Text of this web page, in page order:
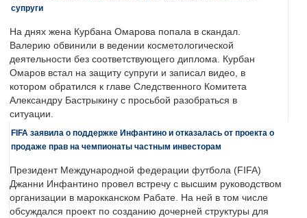
супруги
На днях жена Курбана Омарова попала в скандал.
Валерию обвинили в ведении косметологической
деятельности без соответствующего диплома. Курбан
Омаров встал на защиту супруги и записал видео, в
котором обратился к главе Следственного Комитета
Александру Бастрыкину с просьбой разобраться в
ситуации.
FIFA заявила о поддержке Инфантино и отказалась от проекта о
продаже прав на чемпионаты частным инвесторам
Президент Международной федерации футбола (FIFA)
Джанни Инфантино провел встречу с высшим руководством
организации в марокканском Рабате. На ней в том числе
обсуждался проект по созданию дочерней структуры для